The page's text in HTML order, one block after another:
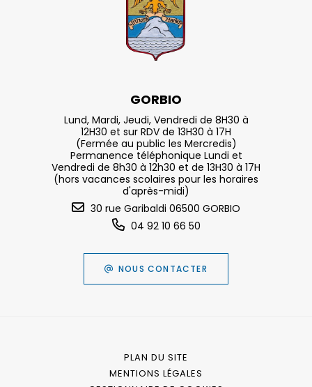
GORBIO
Lund, Mardi, Jeudi, Vendredi de 8H30 à
12H30 et sur RDV de 13H30 à 17H
(Fermée au public les Mercredis)
Permanence téléphonique Lundi et
Vendredi de 8h30 à 12h30 et de 13H30 à 17H
(hors vacances scolaires pour les horaires
d'après-midi)
30 rue Garibaldi 06500 GORBIO
04 92 10 66 50
NOUS CONTACTER
PLAN DU SITE
MENTIONS LÉGALES